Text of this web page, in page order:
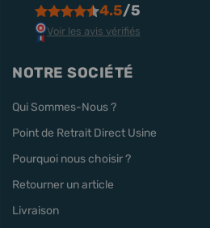
4.5/5
Voir les avis vérifiés
NOTRE SOCIÉTÉ
Qui Sommes-Nous ?
Point de Retrait Direct Usine
Pourquoi nous choisir ?
Retourner un article
Livraison